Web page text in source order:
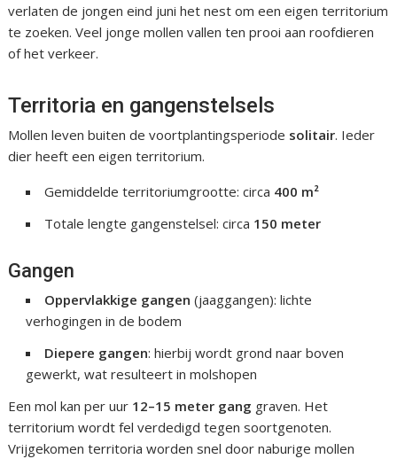
verlaten de jongen eind juni het nest om een eigen territorium
te zoeken. Veel jonge mollen vallen ten prooi aan roofdieren
of het verkeer.
Territoria en gangenstelsels
Mollen leven buiten de voortplantingsperiode solitair. Ieder
dier heeft een eigen territorium.
Gemiddelde territoriumgrootte: circa 400 m²
Totale lengte gangenstelsel: circa 150 meter
Gangen
Oppervlakkige gangen (jaaggangen): lichte
verhogingen in de bodem
Diepere gangen: hierbij wordt grond naar boven
gewerkt, wat resulteert in molshopen
Een mol kan per uur 12–15 meter gang graven. Het
territorium wordt fel verdedigd tegen soortgenoten.
Vrijgekomen territoria worden snel door naburige mollen